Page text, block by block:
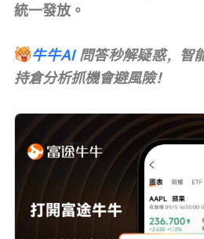
統一發放。
牛牛AI 問答秒解疑惑，智
持倉分析抓機會避風險！